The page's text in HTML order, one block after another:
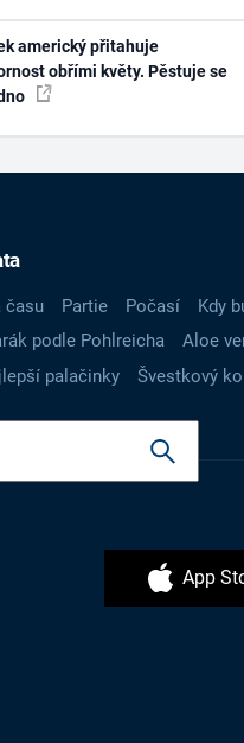
americký přitahuje
obřími květy. Pěstuje se
času Partie Počasí Kdy
podle Pohlreicha Aloe
palačinky Švestkový
App